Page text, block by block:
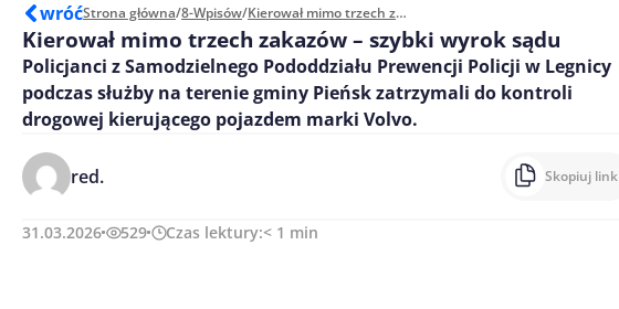
wróćStrona główna/8-Wpisów/ Kierował mimo trzech zakazów - szybki wyrok sądu
Kierował mimo trzech zakazów – szybki wyrok sądu
Policjanci z Samodzielnego Pododdziału Prewencji Policji w Legnicy
podczas służby na terenie gminy Pieńsk zatrzymali do kontroli
drogowej kierującego pojazdem marki Volvo.
red. Skopiuj link
31.03.2026 529 Czas lektury:< 1 min